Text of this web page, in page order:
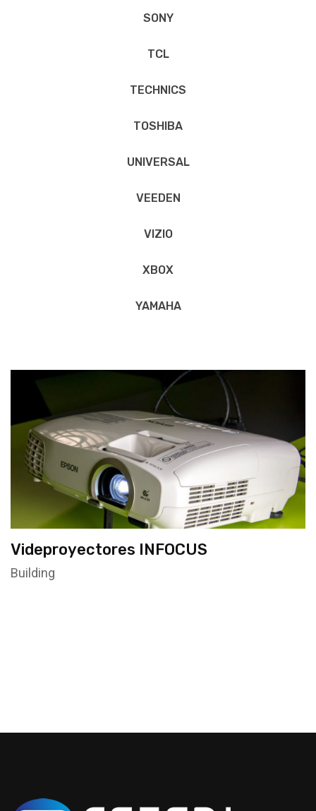
SONY
TCL
TECHNICS
TOSHIBA
UNIVERSAL
VEEDEN
VIZIO
XBOX
YAMAHA
Videproyectores INFOCUS
Building